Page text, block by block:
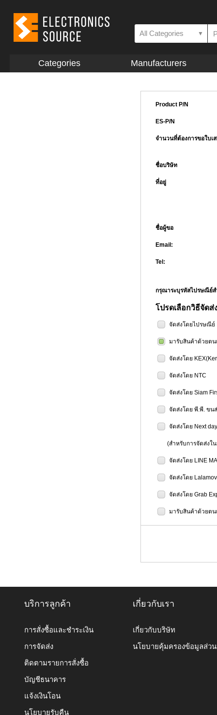
All Categories ▼
Categories Manufacturers
Product P/N
ES-P/N
จำนวนที่ต้องการขอใบเ
ชื่อบริษัท
ที่อยู่
ชื่อผู้ขอ
Email:
Tel:
กรุณาระบุรหัสไปรษณี
โปรดเลือกวิธีจัดส่
จัดส่งโดยไปรษณีย์
มารับสินค้าด้วยต
จัดส่งโดย
จัดส่งโดย NTC
จัดส่งโดย Siam
จัดส่งโดย พี.พี. ขน
จัดส่งโดย Next
(สำหรับการจัดส่งใน
จัดส่งโดย LINE
จัดส่งโดย
จัดส่งโดย Grab
มารับสินค้าด้วยตน
บริการลูกค้า
การสั่งซื้อและชำระเงิน
การจัดส่ง
ติดตามรายการสั่งซื้อ
บัญชีธนาคาร
แจ้งเงินโอน
นโยบายรับคืน
เกี่ยวกับเรา
เกี่ยวกับบริษัท
นโยบายคุ้มครองข้อมูลส่ว